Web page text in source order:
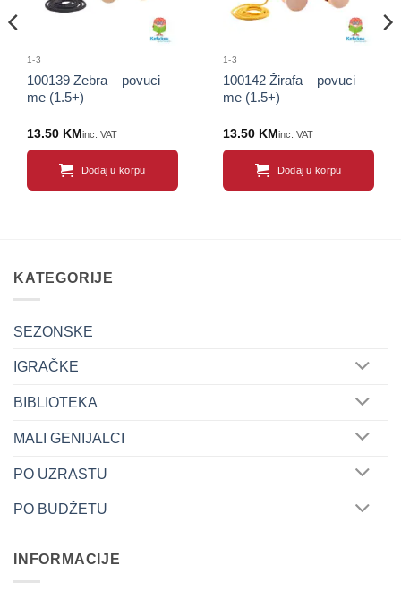
1-3
100139 Zebra – povuci
me (1.5+)
13.50 KM inc. VAT
Dodaj u korpu
1-3
100142 Žirafa – povuci
me (1.5+)
13.50 KM inc. VAT
Dodaj u korpu
KATEGORIJE
SEZONSKE
IGRAČKE
BIBLIOTEKA
MALI GENIJALCI
PO UZRASTU
PO BUDŽETU
INFORMACIJE